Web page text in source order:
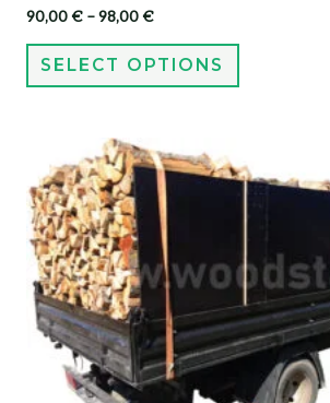
90,00€–98,00€
SELECT OPTIONS